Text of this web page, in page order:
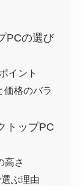
PCの選び
イント
価格のバラ
トップPC
高さ
ぶ理由